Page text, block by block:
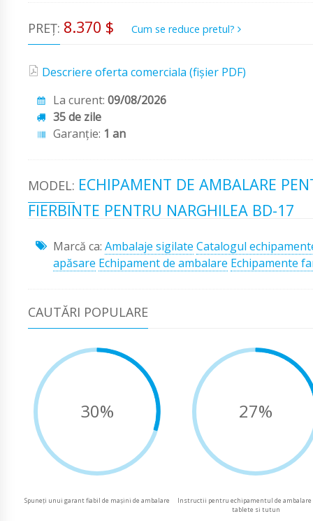
PREȚ: 8.370 $ Cum se reduce pretul?
Descriere oferta comerciala (fișier PDF)
La curent: 09/08/2026
35 de zile
Garanţie: 1 an
MODEL: ECHIPAMENT DE AMBALARE
FIERBINTE PENTRU NARGHILEA BD-17
Marcă ca: Ambalaje sigilate Catalogul
apăsare Echipament de ambalare Echipamente
CAUTĂRI POPULARE
30%
Spuneți unui garant fiabil de mașini de ambalare
27%
Instructii pentru echipamentul de
tablete si tutun